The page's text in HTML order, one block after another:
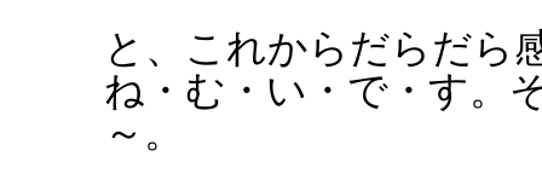
と、これからだらだら
ね・む・い・で・す。
～。